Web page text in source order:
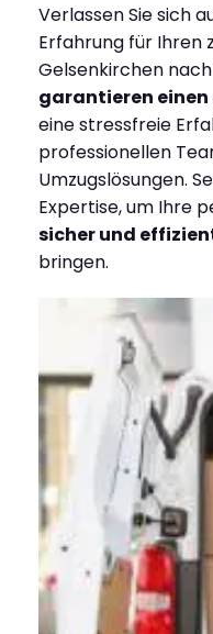
Verlassen Sie sich
Erfahrung für Ihren
Gelsenkirchen
garantieren
eine stressfreie
professionellen
Umzugslösungen.
Expertise, um Ihre
sicher und
bringen.